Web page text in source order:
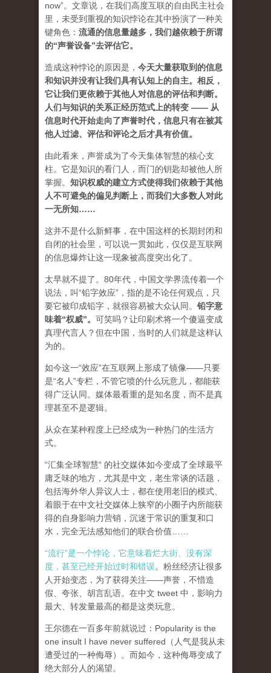
now”。文章说，在我们高度互联的自由民主社会
里，未受到重视的知识悖论在其中扮演了一种关
键角色： 流通的信息量越多，我们越依赖于所谓
的“声誉设备”去评估它。
造成这种悖论的原因是， 今天大量获取到的信息
和知识并没有让我们具有认知上的自主。相反，
它让我们更依赖于其他人对信息的评估和判断。
人们与知识的关系正经历范式上的转变 —— 从
信息时代开始走向了声誉时代，信息只有在被其
他人过滤、评估和评论之后才具有价值。
由此看来，声誉成为了今天集体智慧的核心支
柱。它是知识的看门人，而门的钥匙却被他人所
掌握。 知识权威的建立方式使得我们依赖于其他
人不可避免的偏见判断上，而我们大多数人对此
一无所知……
这并不是什么新鲜事，在中国这样的长期封闭和
自闭的社会里，可以说一贯如此，仅仅是互联网
的信息爆炸让这一现象被高度突出化了。
太早就不提了。80年代，中国文学界流传着一个
说法，叫“铅字效应”，指的是不论任何观点，只
要它被印成铅字，就很容易被大众认同。 铅字意
味着“权威”。 可笑吗？让印刷术将一个傻逼变成
真理代言人？但在中国，当时的人们就是这样认
为的。
如今这一“效应”在互联网上形成了镜像——只要
是“名人”专栏，不管它喷的什么玩意儿，都能获
得广泛认同。媒体最看重的是知名度，而不是真
理甚至不是逻辑。
从众在某种程度上已经成为一种热门的生活方
式。
“汇集全球智慧“ 的社交媒体如今变成了全球最平
庸乏味的地方，尤其是中文，老生常谈的话题，
包括海外华人异议人士，都在使用老旧的模式、
着眼于在中文社交媒体上狭窄的小圈子内所能获
得的自身影响力营销，沉迷于常识的重复和口
水，完全无法感知他们的联合价值……
“流行”是一个悖论，它意味着烂大街、没有深
度，甚至已经开始过时和错误。粉丝经济让很多
人开始变态，为了获得关注——声誉，不惜造
假、夸张、胡言乱语。在中文 tweet 中，影响力
最大、转发量最高的都是这类玩意。
王尔德在一百多年前就说过：Popularity is the
one insult I have never suffered（人气是我从未
遭受过的一种侮辱）。而如今，这种侮辱变成了
绝大部分人的渴望。